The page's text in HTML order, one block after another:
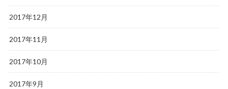
2017年12月
2017年11月
2017年10月
2017年9月